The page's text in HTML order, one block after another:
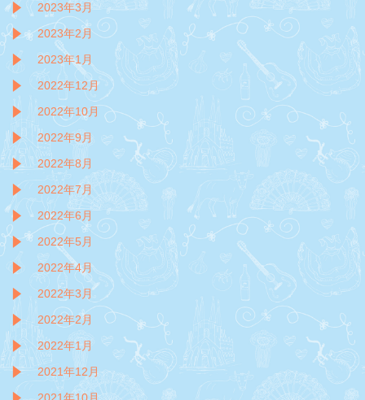
2023年3月
2023年2月
2023年1月
2022年12月
2022年10月
2022年9月
2022年8月
2022年7月
2022年6月
2022年5月
2022年4月
2022年3月
2022年2月
2022年1月
2021年12月